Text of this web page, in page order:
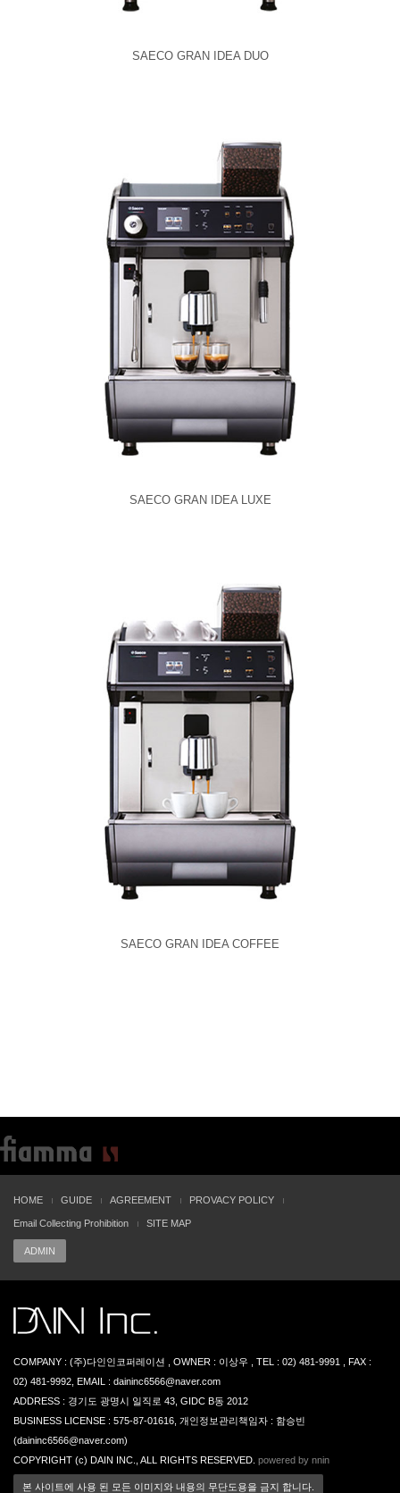
SAECO GRAN IDEA DUO
SAECO GRAN IDEA LUXE
SAECO GRAN IDEA COFFEE
HOME GUIDE AGREEMENT PROVACY POLICY
Email Collecting Prohibition SITE MAP
ADMIN
COMPANY : (주)다인인코퍼레이션 , OWNER : 이상우 , TEL : 02) 481-9991 , FAX :
02) 481-9992, EMAIL : daininc6566@naver.com
ADDRESS : 경기도 광명시 일직로 43, GIDC B동 2012
BUSINESS LICENSE : 575-87-01616, 개인정보관리책임자 : 함승빈
(daininc6566@naver.com)
COPYRIGHT (c) DAIN INC., ALL RIGHTS RESERVED. powered by nnin
본 사이트에 사용 된 모든 이미지와 내용의 무단도용을 금지 합니다.